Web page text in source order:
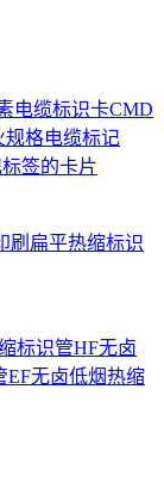
电缆标识卡CMD
格电缆标记
签的卡片
刷扁平热缩标识
标识管HF无卤
EF无卤低烟热缩